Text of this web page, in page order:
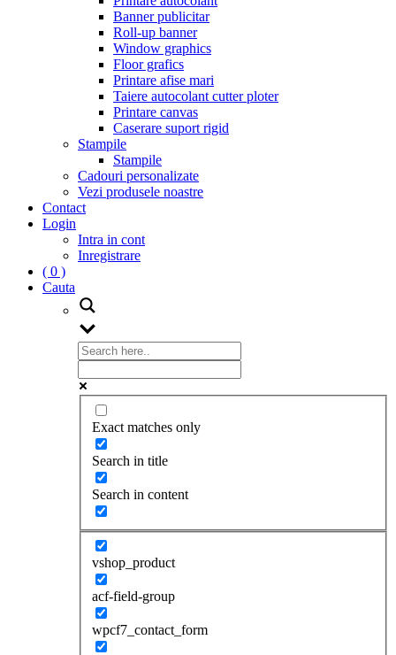
Banner publicitar
Roll-up banner
Window graphics
Floor grafics
Printare afise mari
Taiere autocolant cutter ploter
Printare canvas
Caserare suport rigid
Stampile
Stampile
Cadouri personalizate
Vezi produsele noastre
Contact
Login
Intra in cont
Inregistrare
( 0 )
Cauta
Exact matches only
Search in title
Search in content
vshop_product
acf-field-group
wpcf7_contact_form